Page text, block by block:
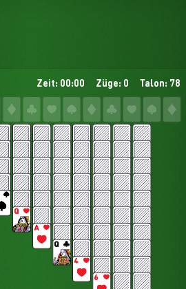
Zeit: 00:00 Züge: 0 Talon: 78